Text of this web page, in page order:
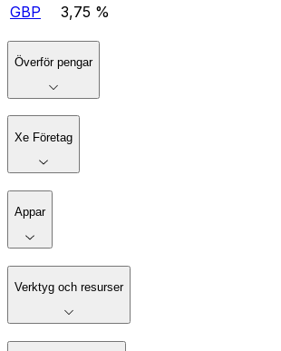
GBP
3,75 %
Överför pengar
Xe Företag
Appar
Verktyg och resurser